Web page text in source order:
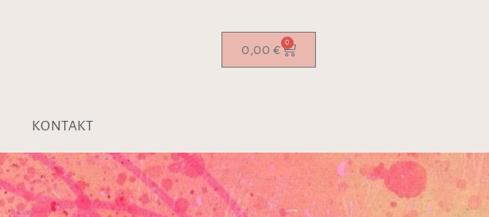
0,00 € 0
KONTAKT